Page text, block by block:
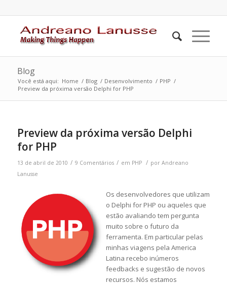
Blog
Você está aqui: Home / Blog / Desenvolvimento / PHP /
Preview da próxima versão Delphi for PHP
Preview da próxima versão Delphi
for PHP
13 de abril de 2010 / 9 Comentários / em PHP / por Andreano
Lanusse
Os desenvolvedores que utilizam
o Delphi for PHP ou aqueles que
estão avaliando tem pergunta
muito sobre o futuro da
ferramenta. Em particular pelas
minhas viagens pela America
Latina recebo inúmeros
feedbacks e sugestão de novos
recursos. Nós estamos